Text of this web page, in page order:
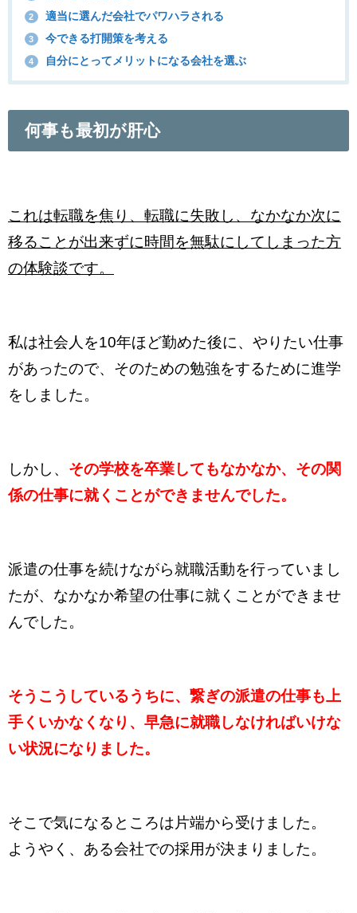
2 適当に選んだ会社でパワハラされる
3 今できる打開策を考える
4 自分にとってメリットになる会社を選ぶ
何事も最初が肝心
これは転職を焦り、転職に失敗し 、なかなか次に
移ることが出来ずに時間を無駄にしてしまった方
の体験談です。
私は社会人を10年ほど勤めた後に、やりたい仕事
があったので、そのための勉強をするために進学
をしました。
しかし、 その学校を卒業してもなかなか、その関
係の仕事に就くことができませんでした。
派遣の仕事を続けながら就職活動を行っていまし
たが、なかなか希望の仕事に就くことができませ
んでした。
そうこうしているうちに、繋ぎの派遣の仕事も上
手くいかなくなり、早急に就職しなければいけな
い状況になりました。
そこで気になるところは片端から受けました。
ようやく、ある会社での採用が決まりました。